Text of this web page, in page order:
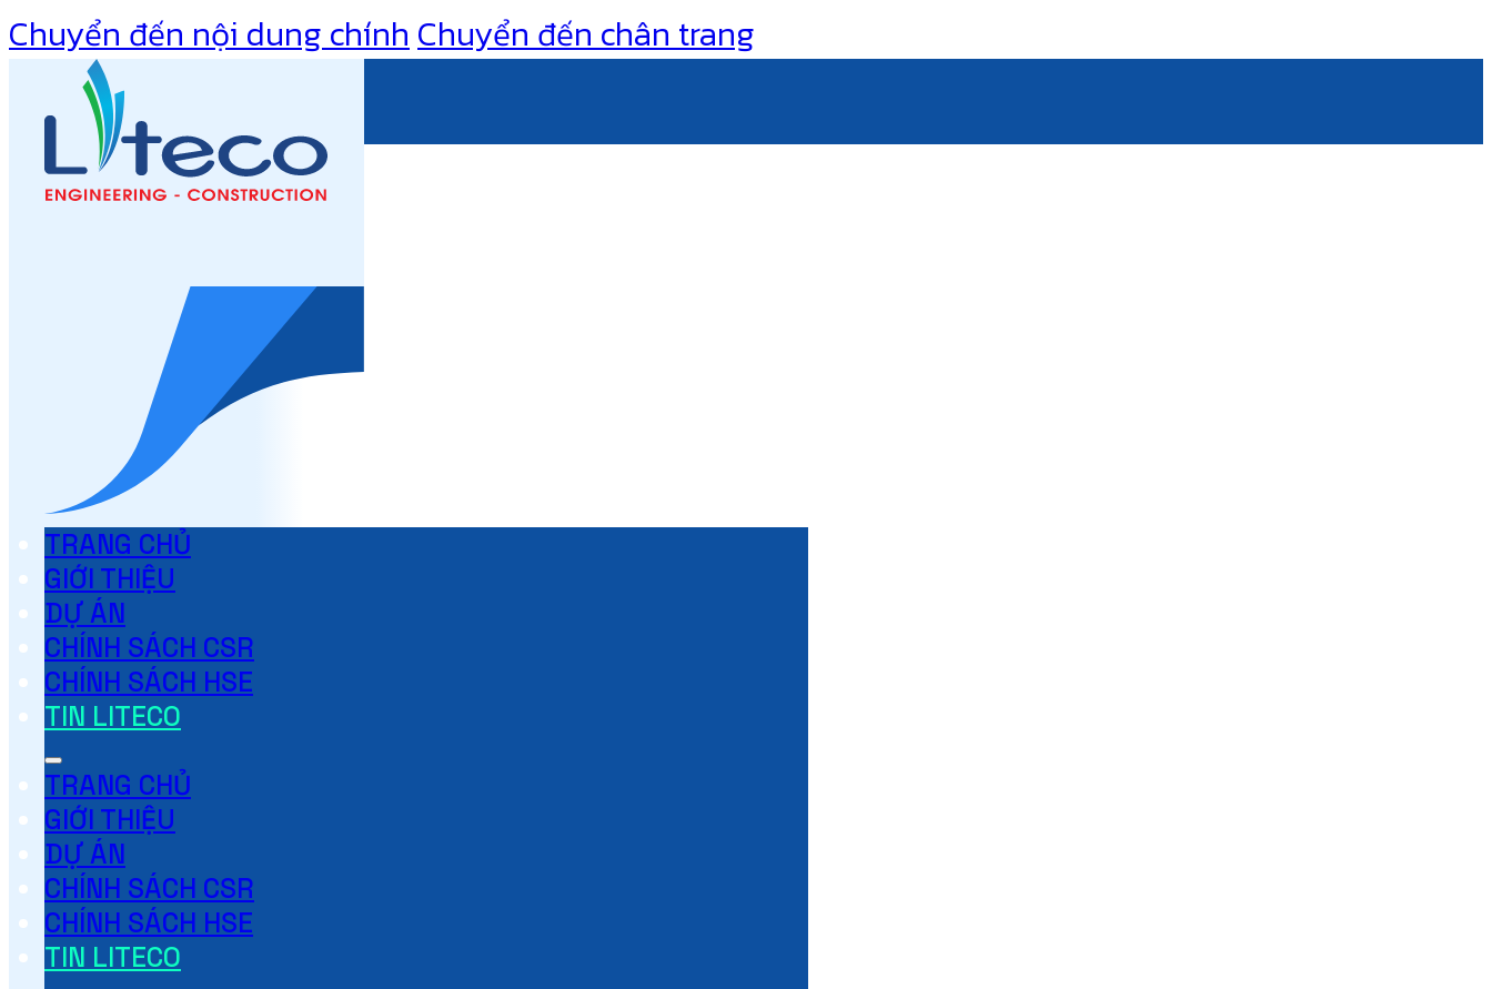
Chuyển đến nội dung chínhChuyển đến chân trang
TRANG CHỦ
GIỚI THIỆU
DỰ ÁN
CHÍNH SÁCH CSR
CHÍNH SÁCH HSE
TIN LITECO
TRANG CHỦ
GIỚI THIỆU
DỰ ÁN
CHÍNH SÁCH CSR
CHÍNH SÁCH HSE
TIN LITECO